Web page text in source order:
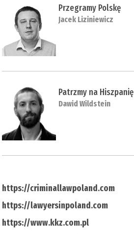
Przegramy Polskę
Jacek Liziniewicz
Patrzmy na Hiszpanię
Dawid Wildstein
https://criminallawpoland.com
https://lawyersinpoland.com
https://www.kkz.com.pl